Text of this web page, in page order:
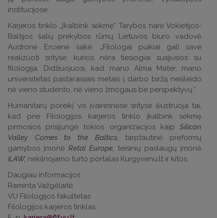
institucijose.
Karjeros tinklo „Įkalbink sėkmę“ Tarybos narė Vokietijos-
Baltijos šalių prekybos rūmų Lietuvos biuro vadovė
Audronė Ercienė sakė: „Filologai puikiai gali save
realizuoti srityse, kurios nėra tiesiogiai susijusios su
filologija. Didžiuojuosi, kad mano Alma Mater, mano
universitetas pastaraisiais metais į darbo biržą neišleido
nė vieno studento, nė vieno žmogaus be perspektyvų.“
Humanitarų poreikį vis įvairesnėse srityse iliustruoja tai,
kad prie Filologijos karjeros tinklo įkalbink sėkmę
pirmosios prisijungė tokios organizacijos kaip Silicon
Valley Comes to the Baltics, tarptautinė preformų
gamybos įmonė Retal Europe, teisinių paslaugų įmonė
iLAW, nekilnojamo turto portalas Kurgyvenu.lt ir kitos.
Daugiau informacijos
Raminta Važgėlaitė
VU Filologijos fakultetas
Filologijos karjeros tinklas